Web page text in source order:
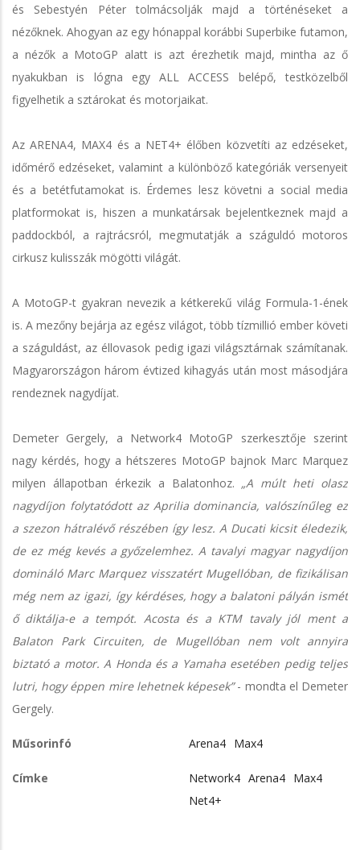
és Sebestyén Péter tolmácsolják majd a történéseket a
nézőknek. Ahogyan az egy hónappal korábbi Superbike futamon,
a nézők a MotoGP alatt is azt érezhetik majd, mintha az ő
nyakukban is lógna egy ALL ACCESS belépő, testközelből
figyelhetik a sztárokat és motorjaikat.
Az ARENA4, MAX4 és a NET4+ élőben közvetíti az edzéseket,
időmérő edzéseket, valamint a különböző kategóriák versenyeit
és a betétfutamokat is. Érdemes lesz követni a social media
platformokat is, hiszen a munkatársak bejelentkeznek majd a
paddockból, a rajtrácsról, megmutatják a száguldó motoros
cirkusz kulisszák mögötti világát.
A MotoGP-t gyakran nevezik a kétkerekű világ Formula-1-ének
is. A mezőny bejárja az egész világot, több tízmillió ember követi
a száguldást, az éllovasok pedig igazi világsztárnak számítanak.
Magyarországon három évtized kihagyás után most másodjára
rendeznek nagydíjat.
Demeter Gergely, a Network4 MotoGP szerkesztője szerint
nagy kérdés, hogy a hétszeres MotoGP bajnok Marc Marquez
milyen állapotban érkezik a Balatonhoz. „A múlt heti olasz
nagydíjon folytatódott az Aprilia dominancia, valószínűleg ez
a szezon hátralévő részében így lesz. A Ducati kicsit éledezik,
de ez még kevés a győzelemhez. A tavalyi magyar nagydíjon
domináló Marc Marquez visszatért Mugellóban, de fizikálisan
még nem az igazi, így kérdéses, hogy a balatoni pályán ismét
ő diktálja-e a tempót. Acosta és a KTM tavaly jól ment a
Balaton Park Circuiten, de Mugellóban nem volt annyira
biztató a motor. A Honda és a Yamaha esetében pedig teljes
lutri, hogy éppen mire lehetnek képesek”- mondta el Demeter
Gergely.
Műsorinfó Arena4 Max4
Címke Network4 Arena4 Max4
Net4+